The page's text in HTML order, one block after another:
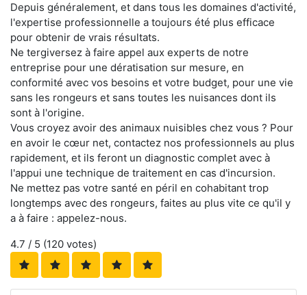
Depuis généralement, et dans tous les domaines d'activité,
l'expertise professionnelle a toujours été plus efficace
pour obtenir de vrais résultats.
Ne tergiversez à faire appel aux experts de notre
entreprise pour une dératisation sur mesure, en
conformité avec vos besoins et votre budget, pour une vie
sans les rongeurs et sans toutes les nuisances dont ils
sont à l'origine.
Vous croyez avoir des animaux nuisibles chez vous ? Pour
en avoir le cœur net, contactez nos professionnels au plus
rapidement, et ils feront un diagnostic complet avec à
l'appui une technique de traitement en cas d'incursion.
Ne mettez pas votre santé en péril en cohabitant trop
longtemps avec des rongeurs, faites au plus vite ce qu'il y
a à faire : appelez-nous.
4.7 / 5 (120 votes)